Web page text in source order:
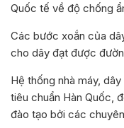
Quốc tế về độ chống
Các bước xoắn của
cho dây đạt được
Hệ thống nhà máy,
tiêu chuẩn Hàn Quốc,
đào tạo bởi các